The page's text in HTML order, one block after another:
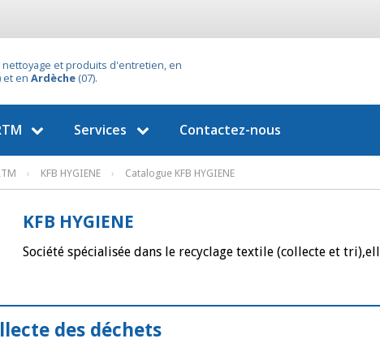
et produits d'entretien, en
et en Ardèche (07).
Services Contactez-nous
› KFB HYGIENE › Catalogue KFB HYGIENE
KFB HYGIENE
Société spécialisée dans le recyclage textile (collecte et
des déchets